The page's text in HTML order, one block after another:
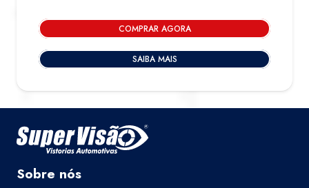
COMPRAR AGORA
SAIBA MAIS
Sobre nós